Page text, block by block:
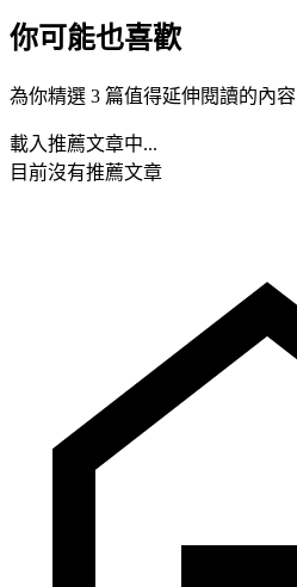
你可能也喜歡
為你精選 3 篇值得延伸閱讀的內容
載入推薦文章中...
目前沒有推薦文章